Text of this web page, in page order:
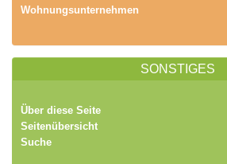
Wohnungsunternehmen
SONSTIGES
Über diese Seite
Seitenübersicht
Suche